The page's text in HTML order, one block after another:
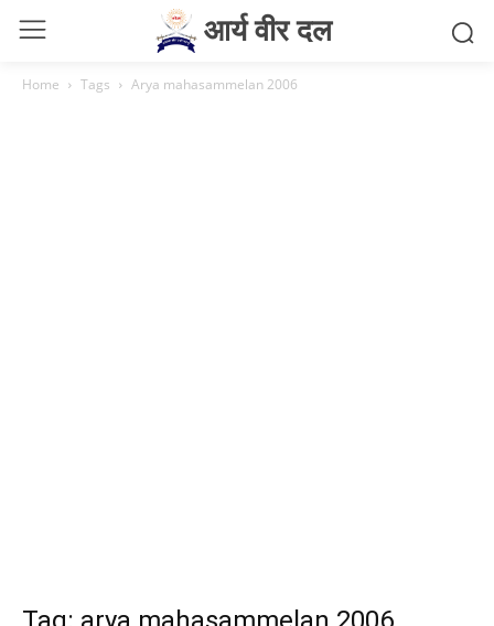
आर्य वीर दल
Home Tags Arya mahasammelan 2006